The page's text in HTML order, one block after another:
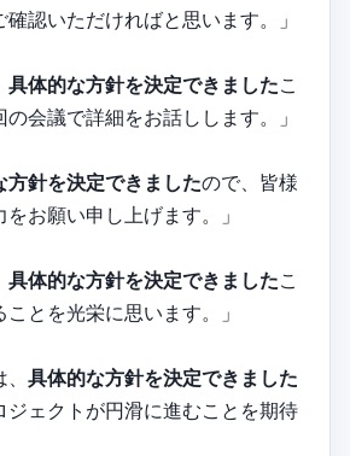
認いただければと思います。」
具体的な方針を決定できましたこ
会議で詳細をお話しします。」
方針を決定できましたので、皆様
お願い申し上げます。」
具体的な方針を決定できましたこ
とを光栄に思います。」
具体的な方針を決定できました
ジェクトが円滑に進むことを期待